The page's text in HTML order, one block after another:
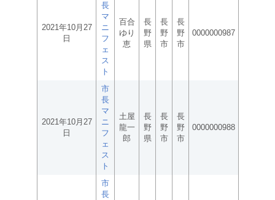
2021年10月27
日
長
マ
ニ
フ
ェ
ス
ト
百合
ゆり
恵
長
野
県
長
野
市
長
野
市
0000000987
2021年10月27
日
市
長
マ
ニ
フ
ェ
ス
ト
土屋
龍一
郎
長
野
県
長
野
市
長
野
市
0000000988
市
長